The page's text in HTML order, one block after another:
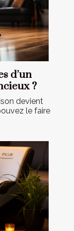
d’un
?
devient
le faire